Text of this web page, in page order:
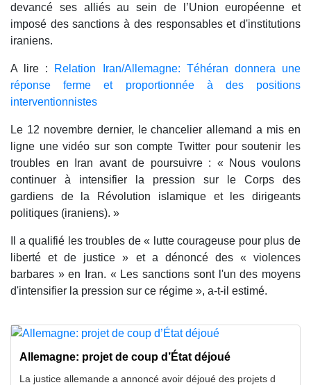
devancé ses alliés au sein de l’Union européenne et
imposé des sanctions à des responsables et d'institutions
iraniens.
A lire : Relation Iran/Allemagne: Téhéran donnera une
réponse ferme et proportionnée à des positions
interventionnistes
Le 12 novembre dernier, le chancelier allemand a mis en
ligne une vidéo sur son compte Twitter pour soutenir les
troubles en Iran avant de poursuivre : « Nous voulons
continuer à intensifier la pression sur le Corps des
gardiens de la Révolution islamique et les dirigeants
politiques (iraniens). »
Il a qualifié les troubles de « lutte courageuse pour plus de
liberté et de justice » et a dénoncé des « violences
barbares » en Iran. « Les sanctions sont l'un des moyens
d'intensifier la pression sur ce régime », a-t-il estimé.
Allemagne: projet de coup d’État déjoué
La justice allemande a annoncé avoir déjoué des projets d